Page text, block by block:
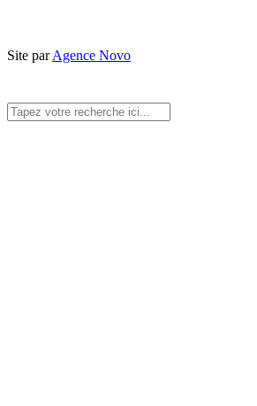
Site parAgence Novo